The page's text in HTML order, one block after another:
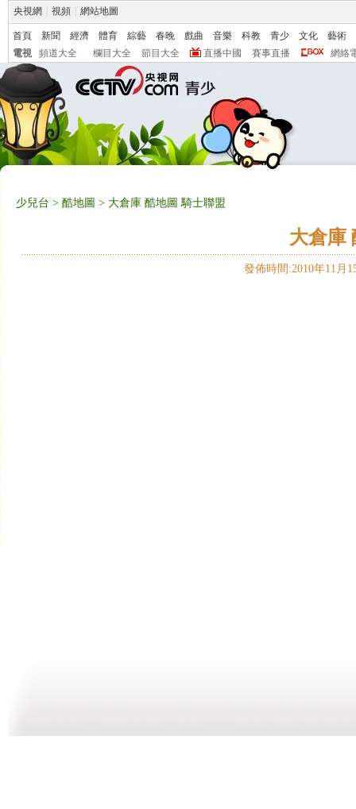
央視網 視頻 網站地圖
首頁 新聞 經濟 體育 綜藝 春晚 戲曲 音樂 科教 青少 文化
藝術
電視
頻道大全 欄目大全 節目大全 直播中國 賽事直播 網絡
少兒台 > 酷地圖 > 大倉庫 酷地圖 騎士聯盟
大倉庫
發佈時間:2010年11月